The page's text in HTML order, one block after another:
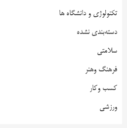
تکنولوژی و دانشگاه ها
دسته‌بندی نشده
سلامتی
فرهنگ وهنر
کسب وکار
ورزشی